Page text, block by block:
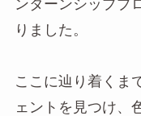
ンターンシッププ
りました。
ここに辿り着くま
ェントを見つけ、